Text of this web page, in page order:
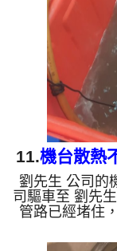
有氧化錳，管
石油一樣黑，
物質，生鏽產
11.機台散熱
劉先生 公司的
司驅車至 劉先
管路已經堵住
入 檸檬酸 至水
啟動 螺旋波